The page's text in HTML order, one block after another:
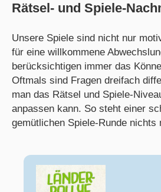
Rätsel- und Spiele-
Unsere Spiele sind nicht nur
für eine willkommene
berücksichtigen immer das
Oftmals sind Fragen dreifach
man das Rätsel und Spiele-
anpassen kann. So steht einer
gemütlichen Spiele-Runde nichts
Produktgalerie überspringen
Länderrallye